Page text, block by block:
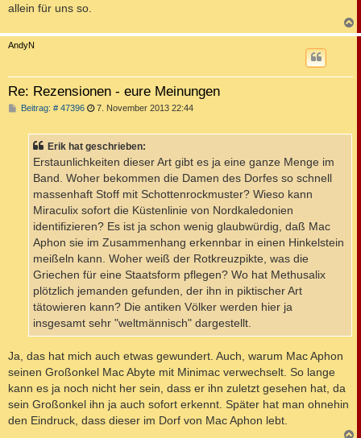
allein für uns so.
a
AndyN
Re: Rezensionen - eure Meinungen
Beitrag: # 47396B
r
a
7. November 2013 22:44
Erik hat geschrieben:
Erstaunlichkeiten dieser Art gibt es ja eine ganze Menge im
Band. Woher bekommen die Damen des Dorfes so schnell
massenhaft Stoff mit Schottenrockmuster? Wieso kann
Miraculix sofort die Küstenlinie von Nordkaledonien
identifizieren? Es ist ja schon wenig glaubwürdig, daß Mac
Aphon sie im Zusammenhang erkennbar in einen Hinkelstein
meißeln kann. Woher weiß der Rotkreuzpikte, was die
Griechen für eine Staatsform pflegen? Wo hat Methusalix
plötzlich jemanden gefunden, der ihn in piktischer Art
tätowieren kann? Die antiken Völker werden hier ja
insgesamt sehr "weltmännisch" dargestellt.
Ja, das hat mich auch etwas gewundert. Auch, warum Mac Aphon
seinen Großonkel Mac Abyte mit Minimac verwechselt. So lange
kann es ja noch nicht her sein, dass er ihn zuletzt gesehen hat, da
sein Großonkel ihn ja auch sofort erkennt. Später hat man ohnehin
den Eindruck, dass dieser im Dorf von Mac Aphon lebt.